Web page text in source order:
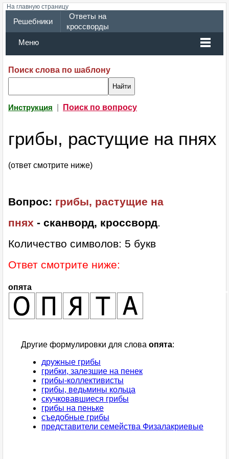
На главную страницу
Решебники
Ответы на
кроссворды
Меню
Поиск слова по шаблону
Инструкция Поиск по вопросу
грибы, растущие на пнях
(ответ смотрите ниже)
Вопрос: грибы, растущие на
пнях - сканворд, кроссворд.
Количество символов: 5 букв
Ответ смотрите ниже:
опята
Другие формулировки для слова опята:
дружные грибы
грибки, залезшие на пенек
грибы-коллективисты
грибы, ведьмины кольца
скучковавшиеся грибы
грибы на пеньке
съедобные грибы
представители семейства Физалакриевые